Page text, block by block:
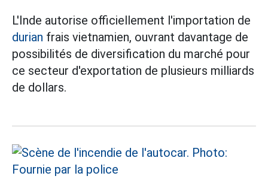
L'Inde autorise officiellement l'importation de
durian frais vietnamien, ouvrant davantage de
possibilités de diversification du marché pour
ce secteur d'exportation de plusieurs milliards
de dollars.